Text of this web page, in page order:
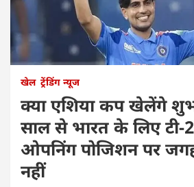
खेल ट्रेंडिंग न्यूज
क्या एशिया कप खेलेंगे
साल से भारत के लिए टी-
ओपनिंग पोजिशन पर
नहीं